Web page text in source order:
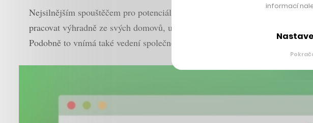
Nejsilnějším spouštěčem pro potenciální transformaci pracovního týdne se
pracovat výhradně ze svých domovů, ukázalo se, že zaměstnanci nemusí
Podobně to vnímá také vedení společnosti Kickstarter.
informací